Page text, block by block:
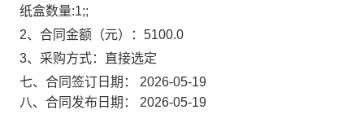
纸盒数量:1;;
2、合同金额（元）：5100.0
3、采购方式：直接选定
七、合同签订日期： 2026-05-19
八、合同发布日期： 2026-05-19